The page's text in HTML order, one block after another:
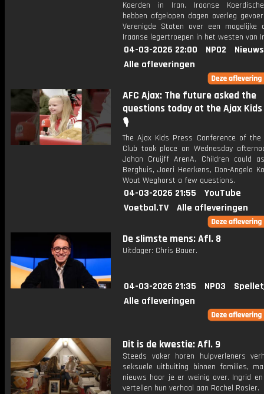
Koerden in Iran. Iraanse
hebben afgelopen dagen overleg
Verenigde Staten over een mogelijke
Iraanse legertroepen in het westen van
04-03-2026 22:00 NPO2
Alle afleveringen
AFC Ajax: The future asked the
questions today at the Ajax
🎙️
The Ajax Kids Press Conference of the
Club took place on Wednesday
Johan Cruijff ArenA. Children could
Berghuis, Joeri Heerkens, Don-Angelo
Wout Weghorst a few questions.
04-03-2026 21:55
YouTube
Voetbal.TV
Alle afleveringen
De slimste mens: Afl. 8
Uitdager: Chris Bauer.
04-03-2026 21:35 NPO3
Alle afleveringen
Dit is de kwestie: Afl. 9
Steeds vaker horen hulpverleners
seksuele uitbuiting binnen families,
nieuws hoor je er weinig over. Ingrid
vertellen hun verhaal aan Rachel Rosier.